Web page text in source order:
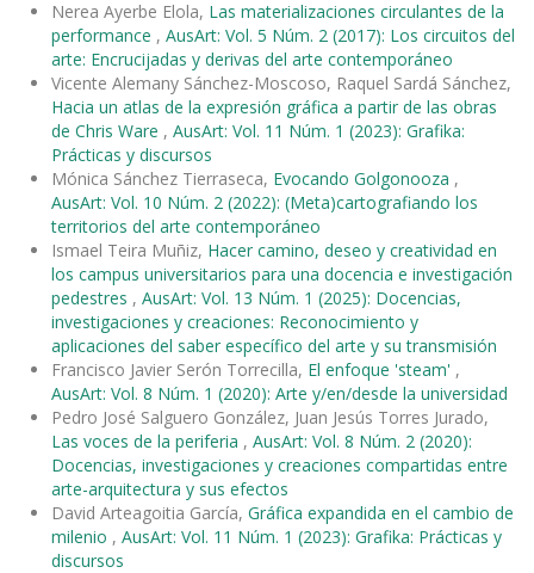
Nerea Ayerbe Elola, Las materializaciones circulantes de la
performance , AusArt: Vol. 5 Núm. 2 (2017): Los circuitos del
arte: Encrucijadas y derivas del arte contemporáneo
Vicente Alemany Sánchez-Moscoso, Raquel Sardá Sánchez,
Hacia un atlas de la expresión gráfica a partir de las obras
de Chris Ware , AusArt: Vol. 11 Núm. 1 (2023): Grafika:
Prácticas y discursos
Mónica Sánchez Tierraseca, Evocando Golgonooza ,
AusArt: Vol. 10 Núm. 2 (2022): (Meta)cartografiando los
territorios del arte contemporáneo
Ismael Teira Muñiz, Hacer camino, deseo y creatividad en
los campus universitarios para una docencia e investigación
pedestres , AusArt: Vol. 13 Núm. 1 (2025): Docencias,
investigaciones y creaciones: Reconocimiento y
aplicaciones del saber específico del arte y su transmisión
Francisco Javier Serón Torrecilla, El enfoque 'steam' ,
AusArt: Vol. 8 Núm. 1 (2020): Arte y/en/desde la universidad
Pedro José Salguero González, Juan Jesús Torres Jurado,
Las voces de la periferia , AusArt: Vol. 8 Núm. 2 (2020):
Docencias, investigaciones y creaciones compartidas entre
arte-arquitectura y sus efectos
David Arteagoitia García, Gráfica expandida en el cambio de
milenio , AusArt: Vol. 11 Núm. 1 (2023): Grafika: Prácticas y
discursos